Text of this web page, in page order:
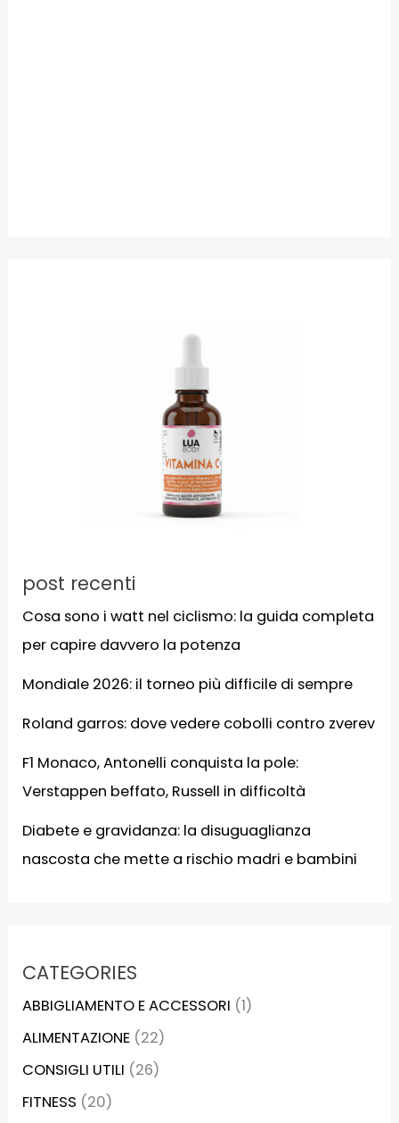
post recenti
Cosa sono i watt nel ciclismo: la guida completa
per capire davvero la potenza
Mondiale 2026: il torneo più difficile di sempre
Roland garros: dove vedere cobolli contro zverev
F1 Monaco, Antonelli conquista la pole:
Verstappen beffato, Russell in difficoltà
Diabete e gravidanza: la disuguaglianza
nascosta che mette a rischio madri e bambini
CATEGORIES
ABBIGLIAMENTO E ACCESSORI (1)
ALIMENTAZIONE (22)
CONSIGLI UTILI (26)
FITNESS (20)